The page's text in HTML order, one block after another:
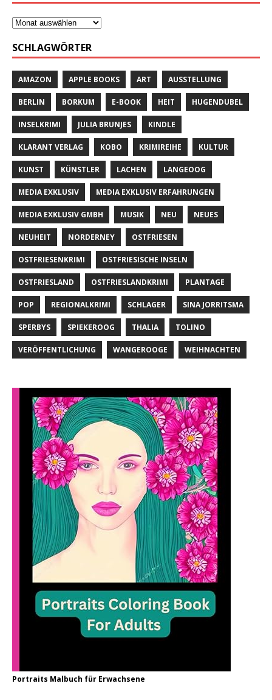
SCHLAGWÖRTER
AMAZON APPLE BOOKS ART AUSSTELLUNG
BERLIN BORKUM E-BOOK HEIT HUGENDUBEL
INSELKRIMI JULIA BRUNJES KINDLE
KLARANT VERLAG KOBO KRIMIREIHE KULTUR
KUNST KÜNSTLER LACHEN LANGEOOG
MEDIA EXKLUSIV MEDIA EXKLUSIV ERFAHRUNGEN
MEDIA EXKLUSIV GMBH MUSIK NEU NEUES
NEUHEIT NORDERNEY OSTFRIESEN
OSTFRIESENKRIMI OSTFRIESISCHE INSELN
OSTFRIESLAND OSTFRIESLANDKRIMI PLANTAGE
POP REGIONALKRIMI SCHLAGER SINA JORRITSMA
SPERBYS SPIEKEROOG THALIA TOLINO
VERÖFFENTLICHUNG WANGEROOGE WEIHNACHTEN
Portraits Malbuch für Erwachsene